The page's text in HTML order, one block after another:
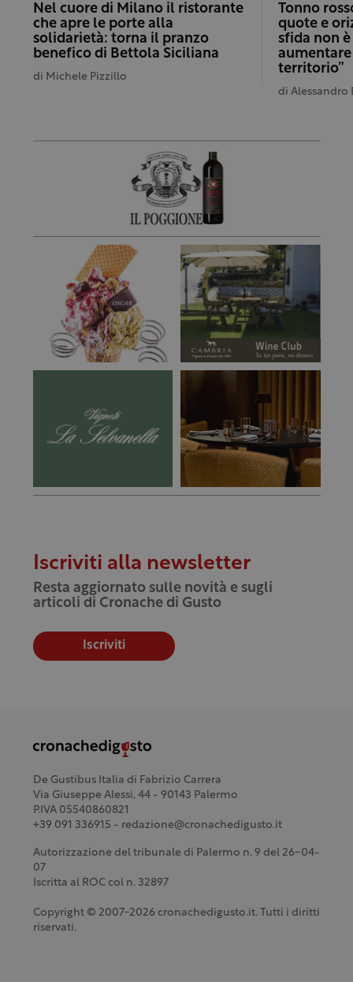
Nel cuore di Milano il ristorante
che apre le porte alla
solidarietà: torna il pranzo
benefico di Bettola Siciliana
di Michele Pizzillo
Tonno
quote e
sfida non
territorio”
diAlessandro
Iscriviti alla newsletter
Resta aggiornato sulle novità e sugli
articoli di Cronache di Gusto
Iscriviti
De Gustibus Italia di Fabrizio Carrera
Via Giuseppe Alessi, 44 - 90143 Palermo
P.IVA 05540860821
+39 091 336915 - redazione@cronachedigusto.it
Autorizzazione del tribunale di Palermo n. 9 del 26-04-
07
Iscritta al ROC col n. 32897
Copyright © 2007-2026 cronachedigusto.it. Tutti i diritti
riservati.